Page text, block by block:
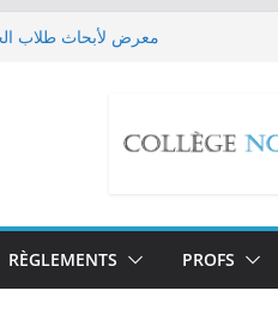
معرض لأبحاث طلاب
مسيرة صلاة بمناسبة تطويب
RÈGLEMENTS PROFS